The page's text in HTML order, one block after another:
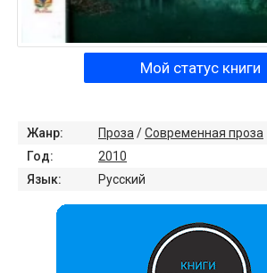
Мой статус книги
Жанр: Проза /Современная проза
Год:
2010
Язык:
Русский